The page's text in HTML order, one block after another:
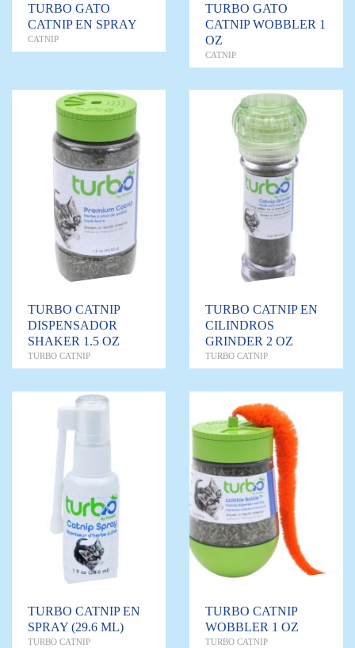
TURBO GATO
CATNIP EN SPRAY
CATNIP
TURBO GATO
CATNIP WOBBLER 1
OZ
CATNIP
TURBO CATNIP
DISPENSADOR
SHAKER 1.5 OZ
TURBO CATNIP
TURBO CATNIP EN
CILINDROS
GRINDER 2 OZ
TURBO CATNIP
TURBO CATNIP EN
SPRAY (29.6 ML)
TURBO CATNIP
TURBO CATNIP
WOBBLER 1 OZ
TURBO CATNIP